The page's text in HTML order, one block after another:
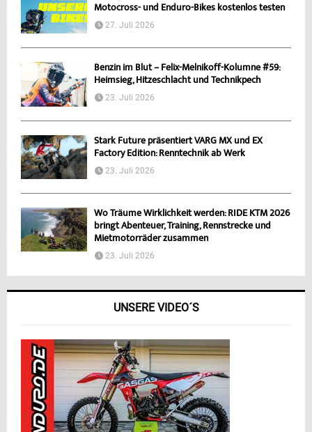
Motocross- und Enduro-Bikes kostenlos testen
27. Juli 2026
Benzin im Blut – Felix-Melnikoff-Kolumne #59:
Heimsieg, Hitzeschlacht und Technikpech
23. Juli 2026
Stark Future präsentiert VARG MX und EX
Factory Edition: Renntechnik ab Werk
23. Juli 2026
Wo Träume Wirklichkeit werden: RIDE KTM 2026
bringt Abenteuer, Training, Rennstrecke und
Mietmotorräder zusammen
23. Juli 2026
UNSERE VIDEO´S